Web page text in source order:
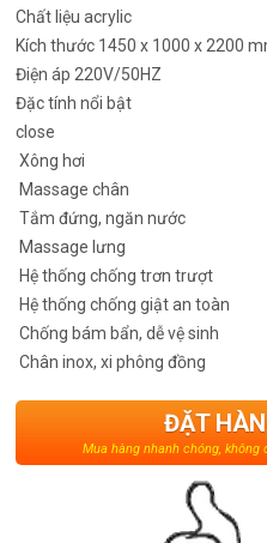
Chất liệu acrylic
Kích thước 1450 x 1000 x 2200
Điện áp 220V/50HZ
Đặc tính nổi bật
close
Xông hơi
Massage chân
Tắm đứng, ngăn nước
Massage lưng
Hệ thống chống trơn trượt
Hệ thống chống giật an toàn
Chống bám bẩn, dễ vệ sinh
Chân inox, xi phông đồng
ĐẶT
Mua hàng nhanh chóng, không